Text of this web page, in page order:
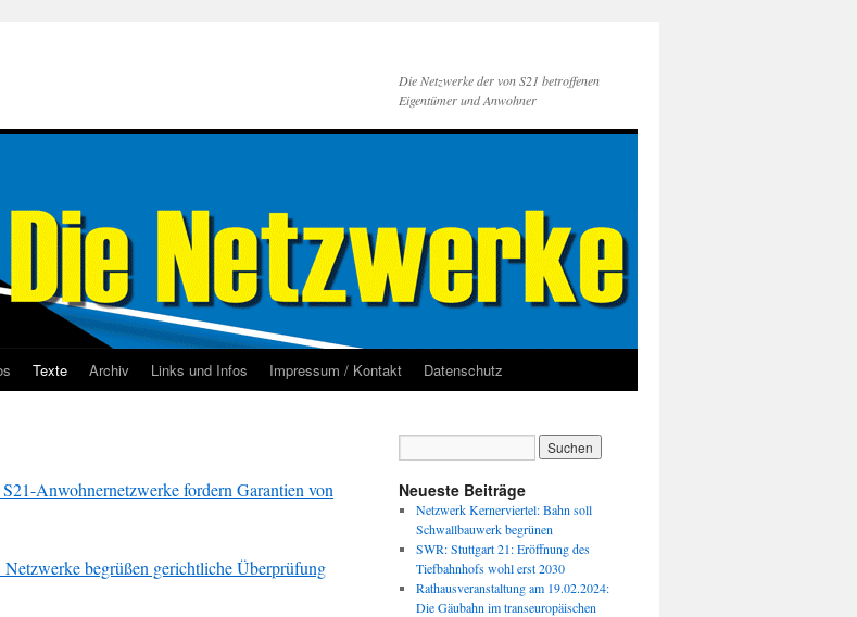
Die Netzwerke der von S21 betroffenen
Eigentümer und Anwohner
Texte Archiv Links und Infos Impressum / Kontakt Datenschutz
Anwohnernetzwerke fordern Garantien von
Netzwerke begrüßen gerichtliche Überprüfung
Neueste Beiträge
Netzwerk Kernerviertel: Bahn soll
Schwallbauwerk begrünen
SWR: Stuttgart 21: Eröffnung des
Tiefbahnhofs wohl erst 2030
Rathausveranstaltung am 19.02.2024:
Die Gäubahn im transeuropäischen